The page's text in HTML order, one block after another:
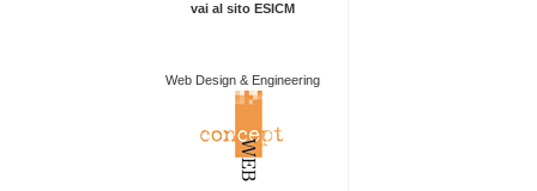
vai al sito ESICM
Web Design & Engineering